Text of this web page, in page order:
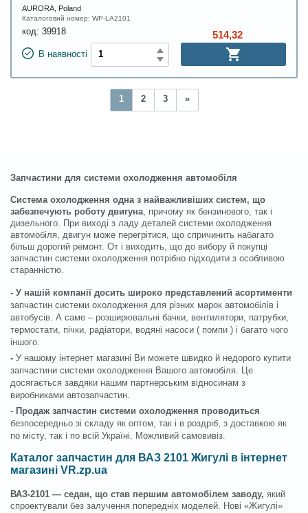
AURORA, Poland
Каталоговий номер: WP-LA2101
код: 39918
В наявності
514,32
1 2 3 »
Запчастини для системи охолодження автомобіля
Система охолодження одна з найважливіших систем, що
забезпечують роботу двигуна, причому як бензинового, так і
дизельного. При виході з ладу деталей системи охолодження
автомобіля, двигун може перегрітися, що спричинить набагато
більш дорогий ремонт. От і виходить, що до вибору й покупці
запчастин системи охолодження потрібно підходити з особливою
старанністю.
- У нашій компанії досить широко представлений асортименти
запчастин системи охолодження для різних марок автомобілів і
автобусів. А саме – розширювальні бачки, вентилятори, патрубки,
термостати, пічки, радіатори, водяні насоси ( помпи ) і багато чого
іншого.
- У нашому інтернет магазині Ви можете швидко й недорого купити
запчастини системи охолодження Вашого автомобіля. Це
досягається завдяки нашим партнерським відносинам з
виробниками автозапчастин.
- Продаж запчастин системи охолодження проводиться
безпосередньо зі складу як оптом, так і в роздріб, з доставкою як
по місту, так і по всій Україні. Можливий самовивіз.
Каталог запчастин для ВАЗ 2101 Жигулі в інтернет
магазині VR.zp.ua
ВАЗ-2101 — седан, що став першим автомобілем заводу, який
спроектували без залучення попередніх моделей. Нові «Жигулі»